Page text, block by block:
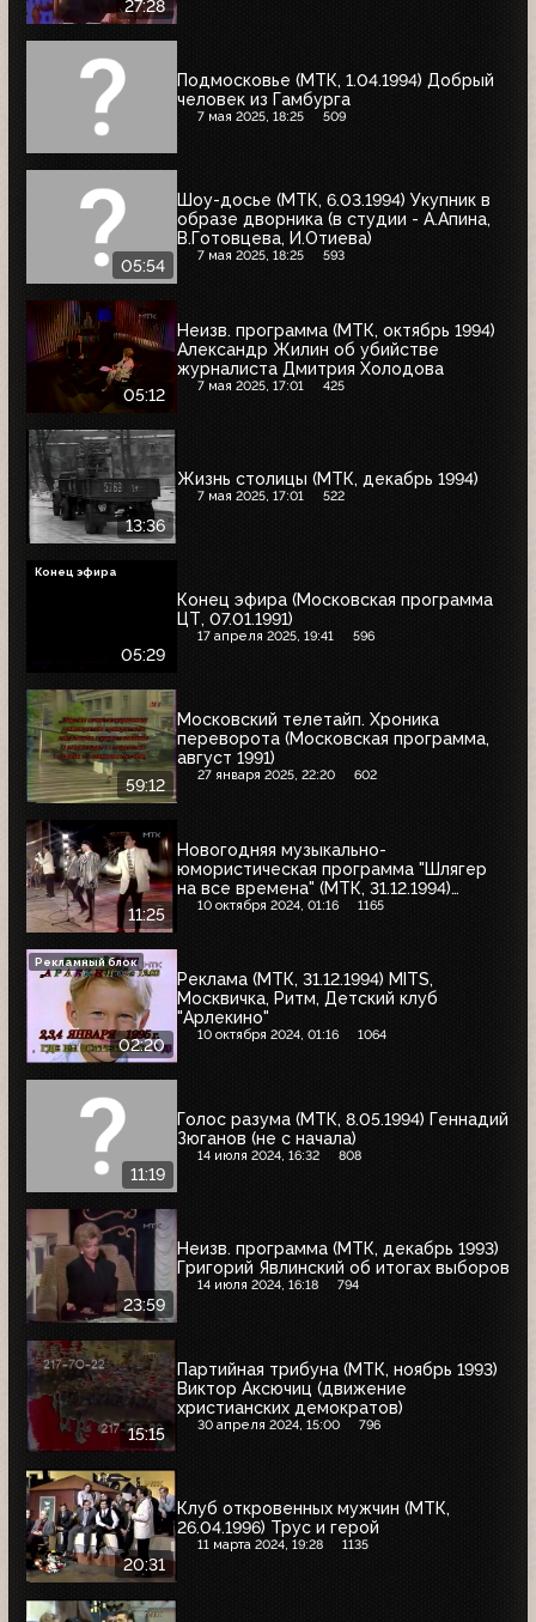
27:28
Подмосковье (МТК, 1.04.1994) Добрый
человек из Гамбурга
7 мая 2025, 18:25 509
05:54
Шоу-досье (МТК, 6.03.1994) Укупник в
образе дворника (в студии - А.Апина,
В.Готовцева, И.Отиева)
7 мая 2025, 18:25 593
05:12
Неизв. программа (МТК, октябрь 1994)
Александр Жилин об убийстве
журналиста Дмитрия Холодова
7 мая 2025, 17:01 425
13:36
Жизнь столицы (МТК, декабрь 1994)
7 мая 2025, 17:01 522
05:29
Конец эфира (Московская программа
ЦТ, 07.01.1991)
17 апреля 2025, 19:41 596
Конец эфира
59:12
Московский телетайп. Хроника
переворота (Московская программа,
август 1991)
27 января 2025, 22:20 602
11:25
Новогодняя музыкально-
юмористическая программа "Шлягер
на все времена" (МТК, 31.12.1994)
фрагмент
10 октября 2024, 01:16 1165
02:20
Реклама (МТК, 31.12.1994) MITS,
Москвичка, Ритм, Детский клуб
"Арлекино"
10 октября 2024, 01:16 1064
Рекламный блок
11:19
Голос разума (МТК, 8.05.1994) Геннадий
Зюганов (не с начала)
14 июля 2024, 16:32 808
23:59
Неизв. программа (МТК, декабрь 1993)
Григорий Явлинский об итогах выборов
14 июля 2024, 16:18 794
15:15
Партийная трибуна (МТК, ноябрь 1993)
Виктор Аксючиц (движение
христианских демократов)
30 апреля 2024, 15:00 796
20:31
Клуб откровенных мужчин (МТК,
26.04.1996) Трус и герой
11 марта 2024, 19:28 1135